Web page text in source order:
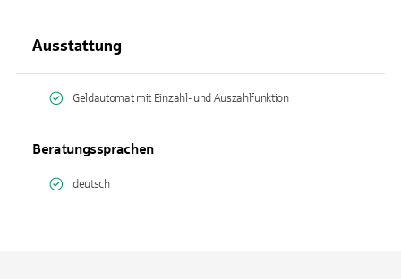
Ausstattung
Geldautomat mit Einzahl- und Auszahlfunktion
Beratungssprachen
deutsch